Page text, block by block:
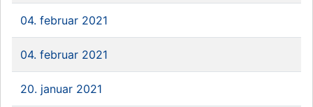
04. februar 2021
04. februar 2021
20. januar 2021